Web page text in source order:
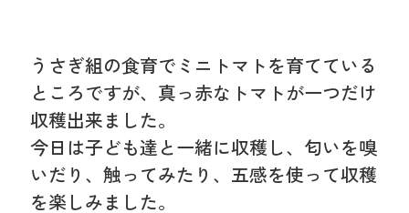
うさぎ組の食育でミニトマトを育てている
ところですが、真っ赤なトマトが一つだけ
収穫出来ました。
今日は子ども達と一緒に収穫し、匂いを嗅
いだり、触ってみたり、五感を使って収穫
を楽しみました。